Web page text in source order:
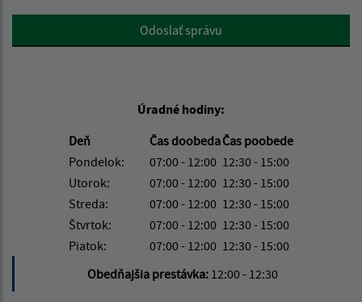
Google reCaptcha ResponseOdoslať správu
Úradné hodiny:
Deň
Čas doobedaČas poobede
Pondelok:
07:00 - 12:00 12:30 - 15:00
Utorok:
07:00 - 12:00 12:30 - 15:00
Streda:
07:00 - 12:00 12:30 - 15:00
Štvrtok:
07:00 - 12:00 12:30 - 15:00
Piatok:
07:00 - 12:00 12:30 - 15:00
Obedňajšia prestávka: 12:00 - 12:30